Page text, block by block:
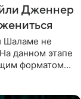
Дженнер
Шаламе не
данном этапе
форматом